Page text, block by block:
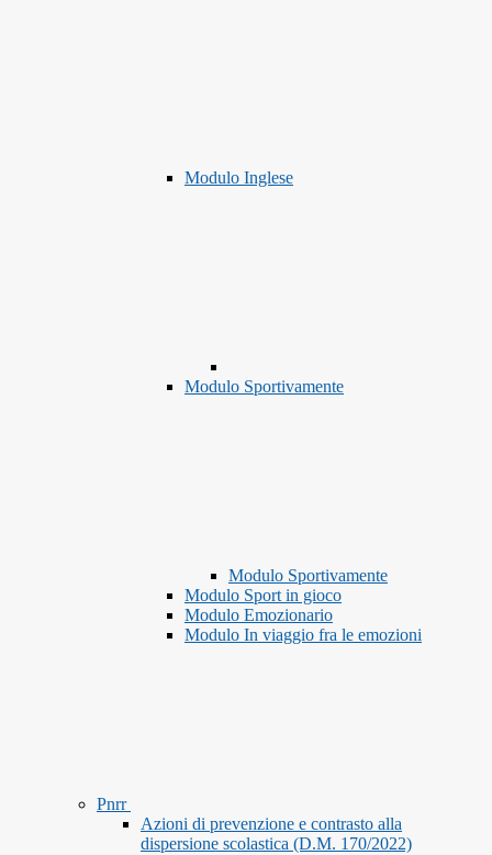
Modulo Inglese
Modulo Sportivamente
Modulo Sportivamente
Modulo Sport in gioco
Modulo Emozionario
Modulo In viaggio fra le emozioni
Pnrr
Azioni di prevenzione e contrasto alla
dispersione scolastica (D.M. 170/2022)